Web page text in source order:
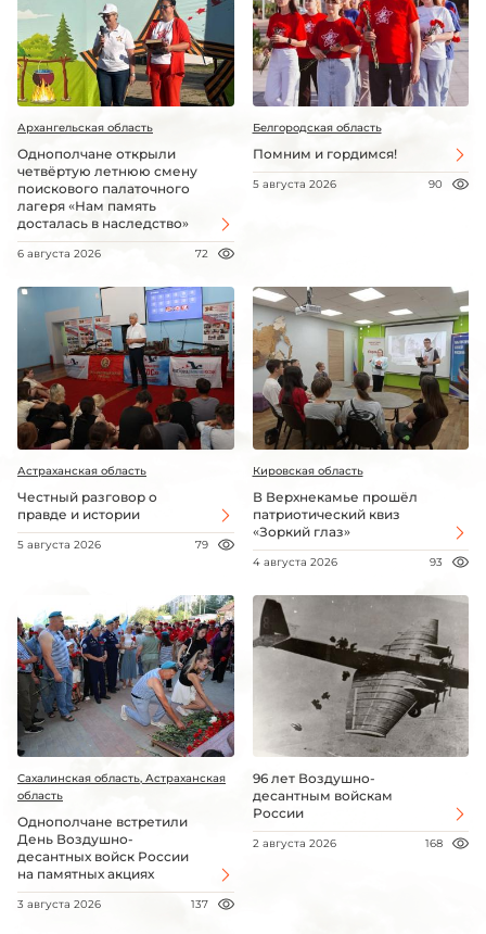
Архангельская область
Однополчане открыли
четвёртую летнюю смену
поискового палаточного
лагеря «Нам память
досталась в наследство»
6 августа 2026 72
Белгородская область
Помним и гордимся!
5 августа 2026 90
Астраханская область
Честный разговор о
правде и истории
5 августа 2026 79
Кировская область
В Верхнекамье прошёл
патриотический квиз
«Зоркий глаз»
4 августа 2026 93
Сахалинская область, Астраханская
область
Однополчане встретили
День Воздушно-
десантных войск России
на памятных акциях
3 августа 2026 137
96 лет Воздушно-
десантным войскам
России
2 августа 2026 168